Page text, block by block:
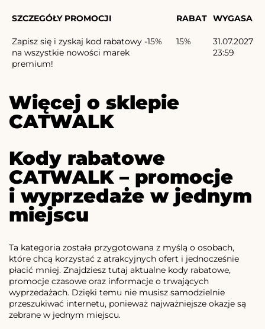
SZCZEGÓŁY PROMOCJI RABAT WYGASA
Zapisz się i zyskaj kod rabatowy -15%
na wszystkie nowości marek
premium!
15%
31.07.2027
23:59
Więcej o sklepie
CATWALK
Kody rabatowe
CATWALK – promocje
i wyprzedaże w jednym
miejscu
Ta kategoria została przygotowana z myślą o osobach,
które chcą korzystać z atrakcyjnych ofert i jednocześnie
płacić mniej. Znajdziesz tutaj aktualne kody rabatowe,
promocje czasowe oraz informacje o trwających
wyprzedażach. Dzięki temu nie musisz samodzielnie
przeszukiwać internetu, ponieważ najważniejsze okazje są
zebrane w jednym miejscu.